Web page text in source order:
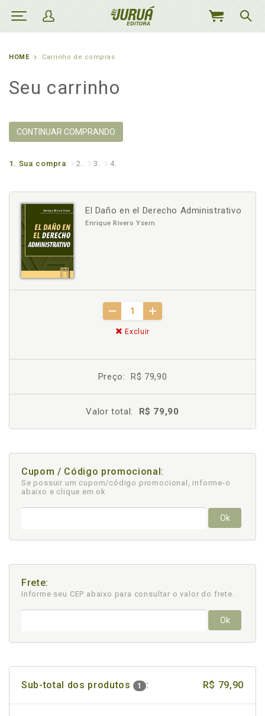
MEU
HOME Carrinho de compras
Seu carrinho
CONTINUAR COMPRANDO
1. Sua compra 2. 3. 4.
El Daño en el Derecho Administrativo
Enrique Rivero Ysern
Excluir
Preço: R$ 79,90
Valor total: R$ 79,90
Cupom / Código promocional:
Se possuir um cupom/código promocional, informe-o
abaixo e clique em ok
Ok
Frete:
Informe seu CEP abaixo para consultar o valor do frete.
Ok
Sub-total dos produtos 1 : R$ 79,90